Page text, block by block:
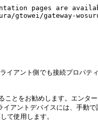
pages are
gtowei/gateway-
アント側でも接続プロパテ
とをお勧めします。エンタ
ントデバイスには、手動で
て使用します。